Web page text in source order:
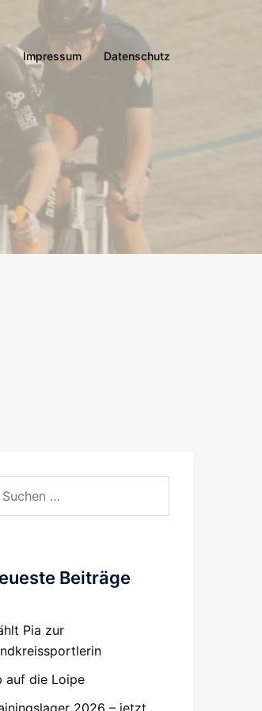
Impressum Datenschutz
Beiträge
Pia zur
auf die Loipe
2026 – jetzt